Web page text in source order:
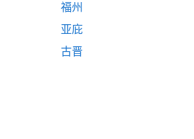
福州
亚庇
古晋